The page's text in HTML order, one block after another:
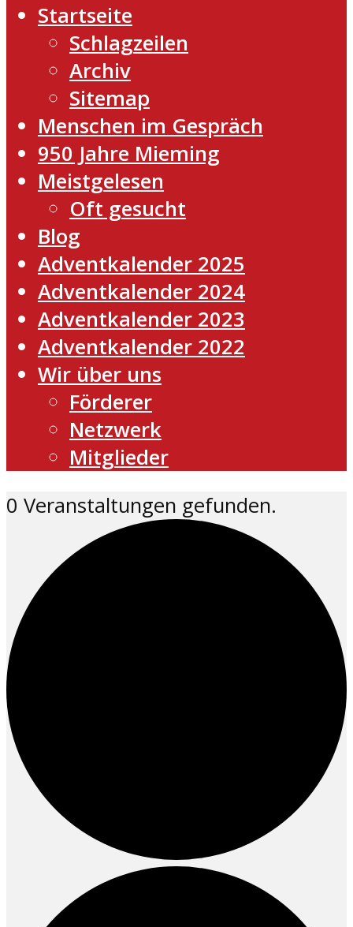
Startseite
Schlagzeilen
Archiv
Sitemap
Menschen im Gespräch
950 Jahre Mieming
Meistgelesen
Oft gesucht
Blog
Adventkalender 2025
Adventkalender 2024
Adventkalender 2023
Adventkalender 2022
Wir über uns
Förderer
Netzwerk
Mitglieder
0 Veranstaltungen gefunden.